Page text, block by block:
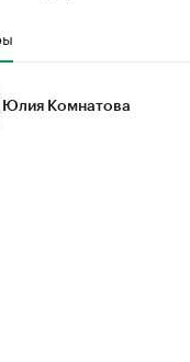
Юлия Комнатова